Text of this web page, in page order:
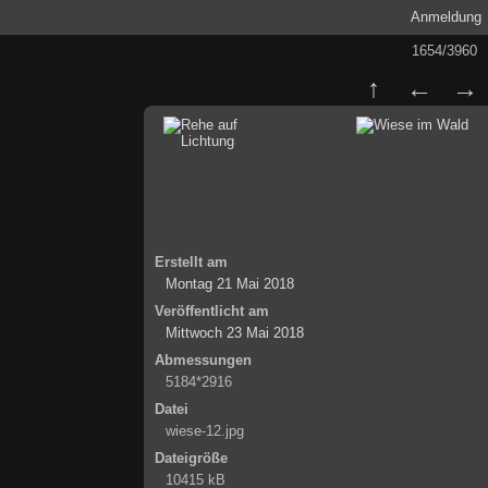
Anmeldung
1654/3960
Erstellt am
Montag 21 Mai 2018
Veröffentlicht am
Mittwoch 23 Mai 2018
Abmessungen
5184*2916
Datei
wiese-12.jpg
Dateigröße
10415 kB